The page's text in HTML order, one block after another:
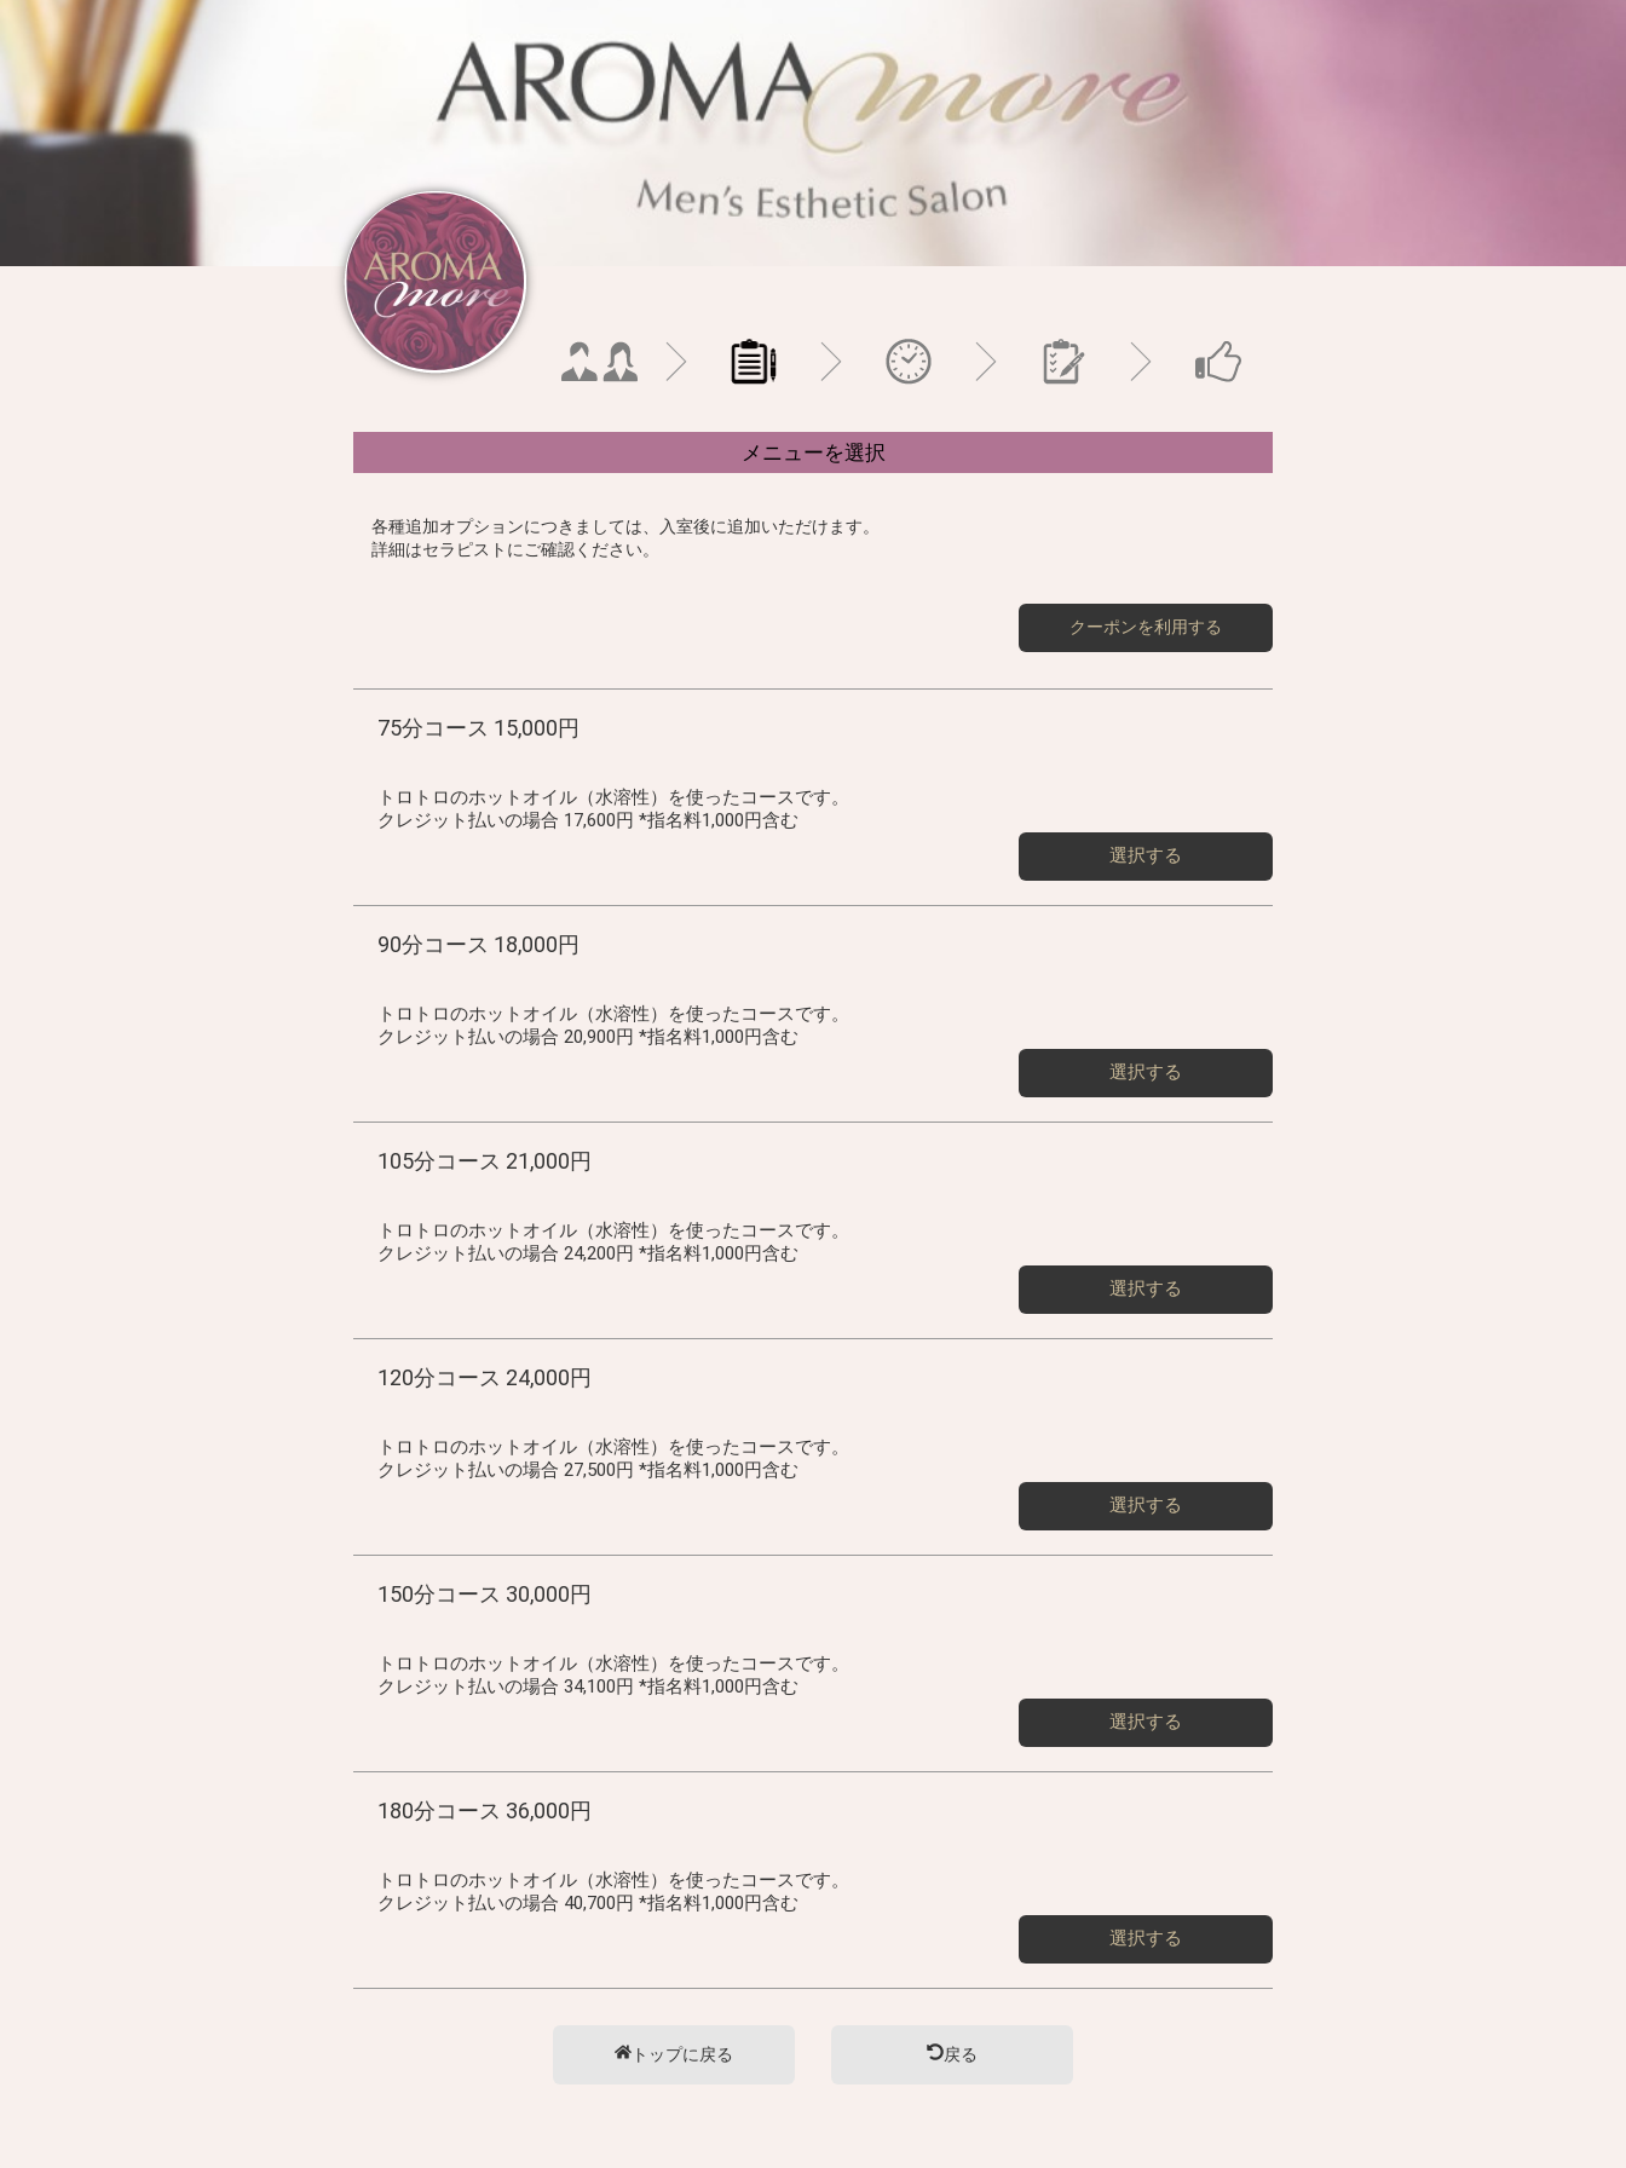
メニューを選択
各種追加オプションにつきましては、入室後に追加いただけます。
詳細はセラピストにご確認ください。
クーポンを利用する
75分コース 15,000円
トロトロのホットオイル（水溶性）を使ったコースです。
クレジット払いの場合 17,600円 *指名料1,000円含む
選択する
90分コース 18,000円
トロトロのホットオイル（水溶性）を使ったコースです。
クレジット払いの場合 20,900円 *指名料1,000円含む
選択する
105分コース 21,000円
トロトロのホットオイル（水溶性）を使ったコースです。
クレジット払いの場合 24,200円 *指名料1,000円含む
選択する
120分コース 24,000円
トロトロのホットオイル（水溶性）を使ったコースです。
クレジット払いの場合 27,500円 *指名料1,000円含む
選択する
150分コース 30,000円
トロトロのホットオイル（水溶性）を使ったコースです。
クレジット払いの場合 34,100円 *指名料1,000円含む
選択する
180分コース 36,000円
トロトロのホットオイル（水溶性）を使ったコースです。
クレジット払いの場合 40,700円 *指名料1,000円含む
選択する
トップに戻る 戻る